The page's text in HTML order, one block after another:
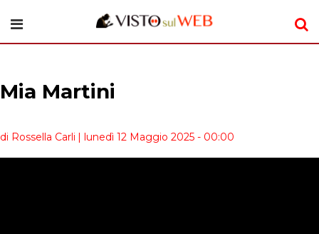
Mia Martini
di Rossella Carli | lunedì 12 Maggio 2025 - 00:00